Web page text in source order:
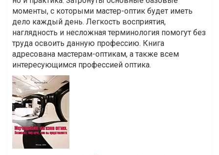
моменты, с которыми мастер-оптик будет иметь
дело каждый день. Легкость восприятия,
наглядность и несложная терминология помогут без
труда освоить данную профессию. Книга
адресована мастерам-оптикам, а также всем
интересующимся профессией оптика.